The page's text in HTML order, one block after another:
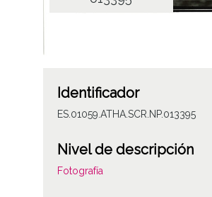
Identificador
ES.01059.ATHA.SCR.NP.013395
Nivel de descripción
Fotografía